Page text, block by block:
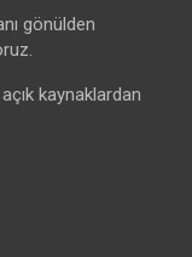
gönülden
kaynaklardan